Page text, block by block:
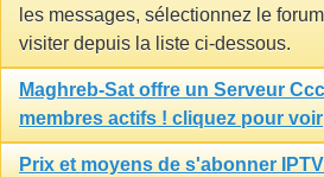
les messages, sélectionnez le
visiter depuis la liste ci-dessous.
Maghreb-Sat offre un Serveur
membres actifs ! cliquez pour voir
Prix et moyens de s'abonner